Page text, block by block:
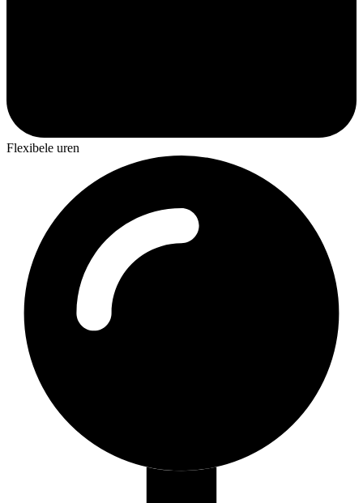
Flexibele uren